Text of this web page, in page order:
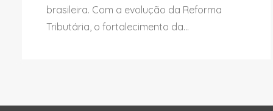
brasileira. Com a evolução da Reforma
Tributária, o fortalecimento da...